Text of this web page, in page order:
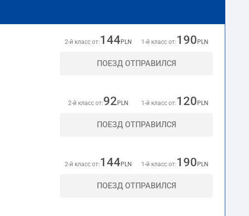
2-й класс от: 144 PLN 1-й класс от: 190 PLN
ПОЕЗД ОТПРАВИЛСЯ
2-й класс от:92 PLN 1-й класс от: 120 PLN
ПОЕЗД ОТПРАВИЛСЯ
2-й класс от: 144 PLN 1-й класс от: 190 PLN
ПОЕЗД ОТПРАВИЛСЯ